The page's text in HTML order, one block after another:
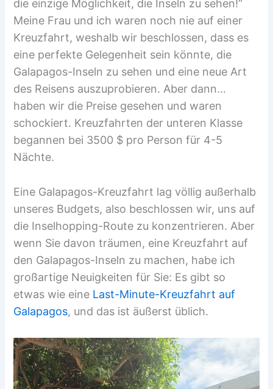
die einzige Möglichkeit, die Inseln zu sehen!“
Meine Frau und ich waren noch nie auf einer
Kreuzfahrt, weshalb wir beschlossen, dass es
eine perfekte Gelegenheit sein könnte, die
Galapagos-Inseln zu sehen und eine neue Art
des Reisens auszuprobieren. Aber dann…
haben wir die Preise gesehen und waren
schockiert. Kreuzfahrten der unteren Klasse
begannen bei 3500 $ pro Person für 4-5
Nächte.
Eine Galapagos-Kreuzfahrt lag völlig außerhalb
unseres Budgets, also beschlossen wir, uns auf
die Inselhopping-Route zu konzentrieren. Aber
wenn Sie davon träumen, eine Kreuzfahrt auf
den Galapagos-Inseln zu machen, habe ich
großartige Neuigkeiten für Sie: Es gibt so
etwas wie eine Last-Minute-Kreuzfahrt auf
Galapagos, und das ist äußerst üblich.